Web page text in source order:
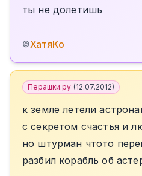
ты не долетишь
©ХатяКо
Перашки.ру (12.07.2012)
к земле летели
с секретом счастья и
но штурман чтото
разбил корабль об